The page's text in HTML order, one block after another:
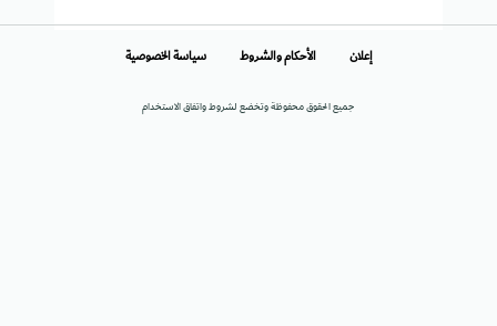
جميع الحقوق محفوظة وتخضع لشروط واتفاق الاستخدام
إعلان الأحكام والشروط سياسة الخصوصية